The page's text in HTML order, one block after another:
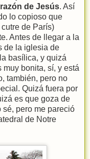
de Jesús. Así
lo copioso que
de París)
Antes de llegar a la
de la iglesia de
basílica, y quizá
bonita, sí, y está
también, pero no
Quizá fuera por
es que goza de
sé, pero me pareció
de Notre